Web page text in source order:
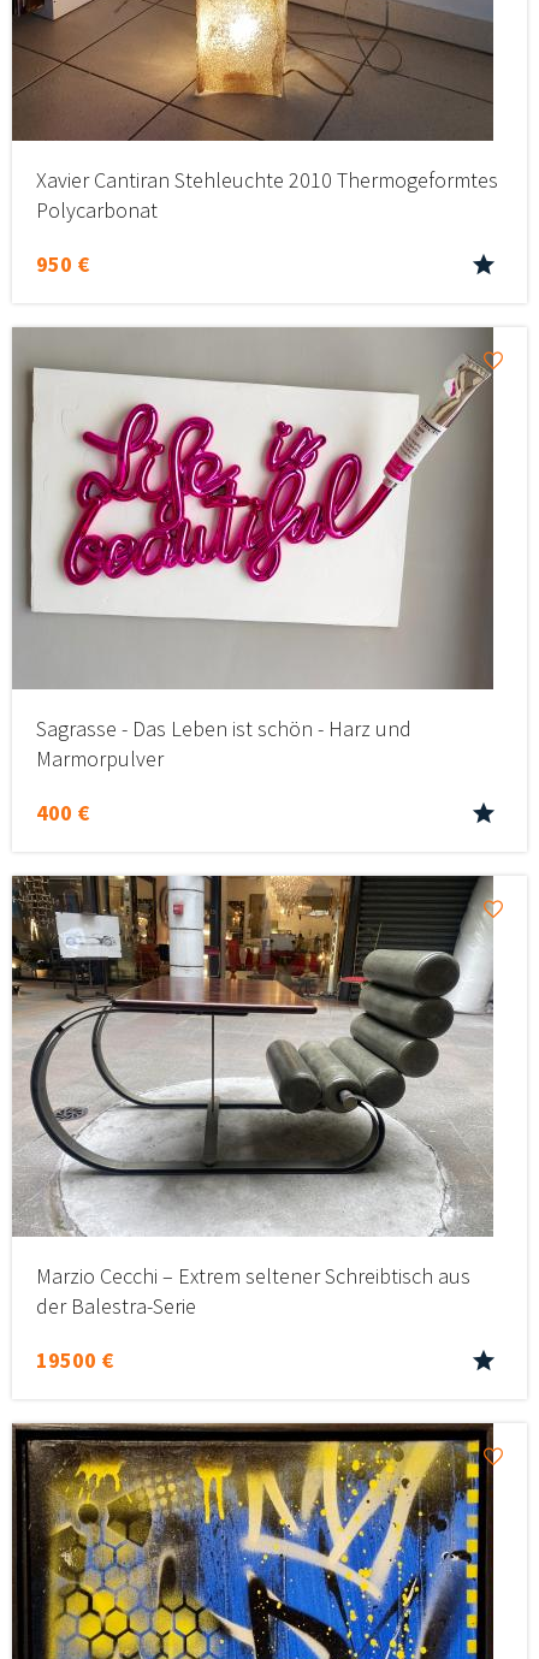
Xavier Cantiran Stehleuchte 2010 Thermogeformtes
Polycarbonat
950 €
Sagrasse - Das Leben ist schön - Harz und
Marmorpulver
400 €
Marzio Cecchi – Extrem seltener Schreibtisch aus
der Balestra-Serie
19500 €